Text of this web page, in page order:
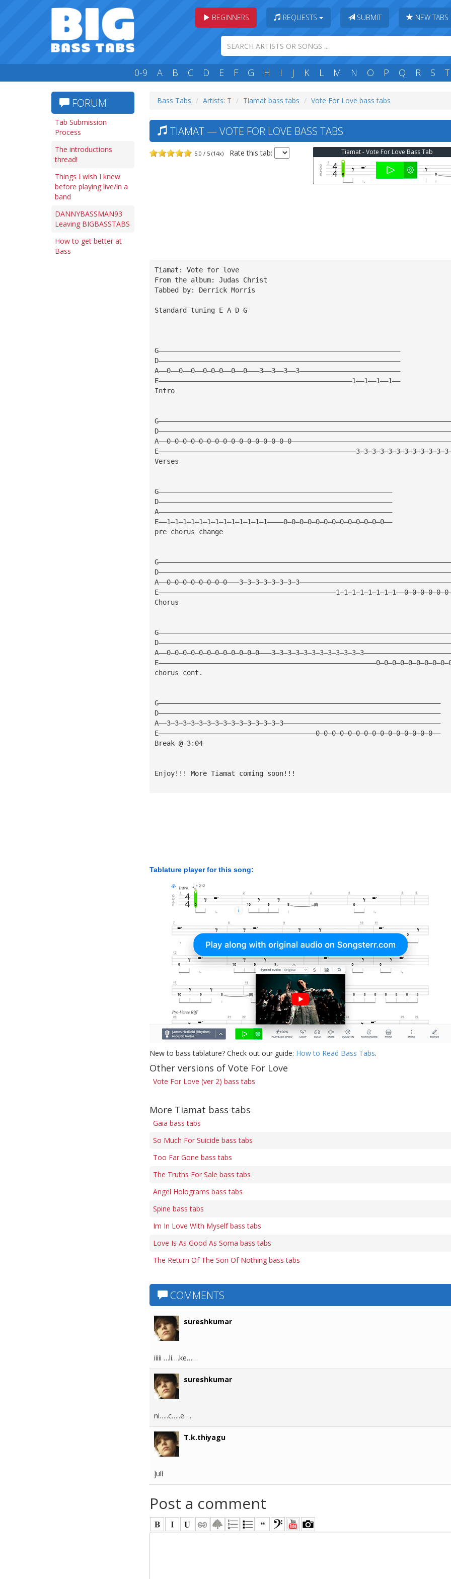
BEGINNERS REQUESTS SUBMIT NEW TABS
0-9 A B C D E F G H I J K L M N O P Q R S T
FORUM
Tab Submission
Process
The introductions
thread!
Things I wish I knew
before playing live/in a
band
DANNYBASSMAN93
Leaving BIGBASSTABS
How to get better at
Bass
Bass Tabs Artists: T Tiamat bass tabs Vote For Love bass tabs
TIAMAT — VOTE FOR LOVE BASS TABS
5.0 / 5 (14x) Rate this tab: Tiamat - Vote For Love Bass Tab
Tiamat: Vote for love
From the album: Judas Christ
Tabbed by: Derrick Morris
Standard tuning E A D G
G————————————————————————————————————————————————————————————
D————————————————————————————————————————————————————————————
A——0——0——0——0—0—0——0——0———3——3——3——3—————————————————————————
E————————————————————————————————————————————————1——1——1——1——
Intro
Verses
G——————————————————————————————————————————————————————————
D——————————————————————————————————————————————————————————
A——————————————————————————————————————————————————————————
E——1—1—1—1—1—1—1—1—1—1—1—1—1————0—0—0—0—0—0—0—0—0—0—0—0—0——
pre chorus change
Chorus
chorus cont.
G——————————————————————————————————————————————————————————————————————
D——————————————————————————————————————————————————————————————————————
A——3—3—3—3—3—3—3—3—3—3—3—3—3—3—3———————————————————————————————————————
E———————————————————————————————————————0—0—0—0—0—0—0—0—0—0—0—0—0—0—0——
Break @ 3:04
Enjoy!!! More Tiamat coming soon!!!
Tablature player for this song:
New to bass tablature? Check out our guide: How to Read Bass Tabs.
Other versions of Vote For Love
Vote For Love (ver 2) bass tabs
More Tiamat bass tabs
Gaia bass tabs
So Much For Suicide bass tabs
Too Far Gone bass tabs
The Truths For Sale bass tabs
Angel Holograms bass tabs
Spine bass tabs
Im In Love With Myself bass tabs
Love Is As Good As Soma bass tabs
The Return Of The Son Of Nothing bass tabs
COMMENTS
sureshkumar
iiiii …li….ke……
sureshkumar
ni…..c…..e…..
T.k.thiyagu
juli
Post a comment